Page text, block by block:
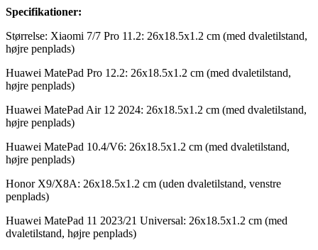
Specifikationer:
Størrelse: Xiaomi 7/7 Pro 11.2: 26x18.5x1.2 cm (med dvaletilstand,
højre penplads)
Huawei MatePad Pro 12.2: 26x18.5x1.2 cm (med dvaletilstand,
højre penplads)
Huawei MatePad Air 12 2024: 26x18.5x1.2 cm (med dvaletilstand,
højre penplads)
Huawei MatePad 10.4/V6: 26x18.5x1.2 cm (med dvaletilstand,
højre penplads)
Honor X9/X8A: 26x18.5x1.2 cm (uden dvaletilstand, venstre
penplads)
Huawei MatePad 11 2023/21 Universal: 26x18.5x1.2 cm (med
dvaletilstand, højre penplads)